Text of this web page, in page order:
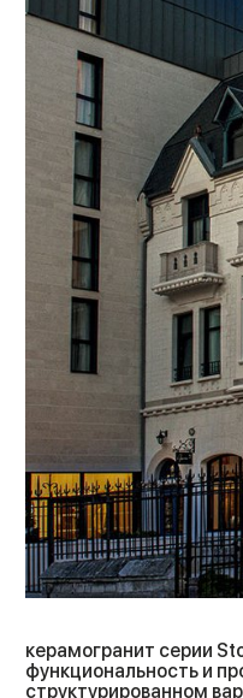
керамогранит серии
функциональность и
структурированном